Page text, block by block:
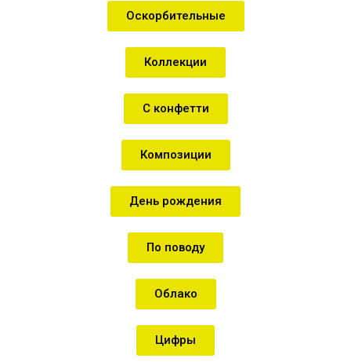
Оскорбительные
Коллекции
С конфетти
Композиции
День рождения
По поводу
Облако
Цифры